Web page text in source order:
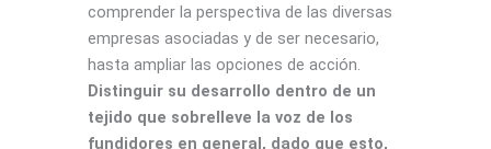
comprender la perspectiva de las diversas
empresas asociadas y de ser necesario,
hasta ampliar las opciones de acción.
Distinguir su desarrollo dentro de un
tejido que sobrelleve la voz de los
fundidores en general, dado que esto,